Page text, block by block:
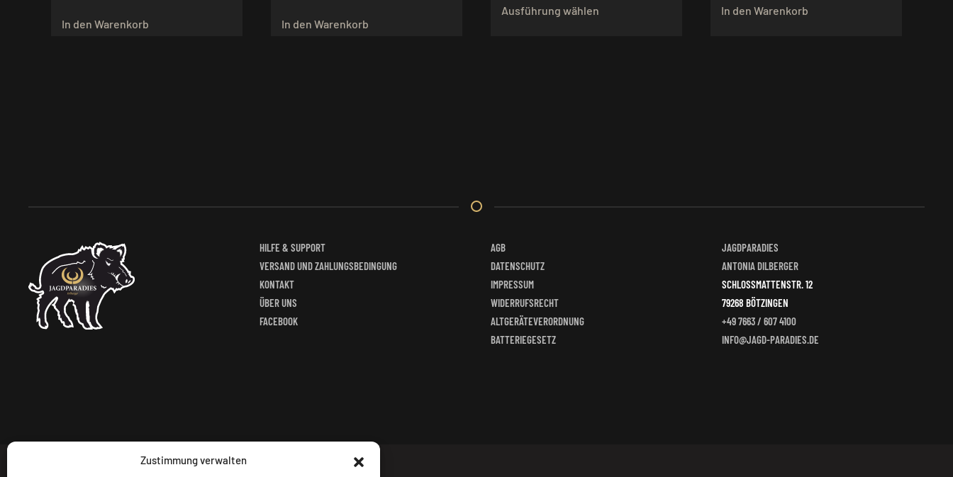
Zustimmung verwalten
In den Warenkorb In den Warenkorb
Ausführung wählen In den Warenkorb
HILFE & SUPPORT
VERSAND UND ZAHLUNGSBEDINGUNG
KONTAKT
ÜBER UNS
FACEBOOK
AGB
DATENSCHUTZ
IMPRESSUM
WIDERRUFSRECHT
ALTGERÄTEVERORDNUNG
BATTERIEGESETZ
JAGDPARADIES
ANTONIA DILBERGER
SCHLOSSMATTENSTR. 12
79268 BÖTZINGEN
+49 7663 / 607 4100
INFO@JAGD-PARADIES.DE